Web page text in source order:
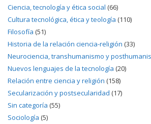
Ciencia, tecnología y ética social (66)
Cultura tecnológica, ética y teología (110)
Filosofía (51)
Historia de la relación ciencia-religión (33)
Neurociencia, transhumanismo y
Nuevos lenguajes de la tecnología (20)
Relación entre ciencia y religión (158)
Secularización y postsecularidad (17)
Sin categoría (55)
Sociología (5)